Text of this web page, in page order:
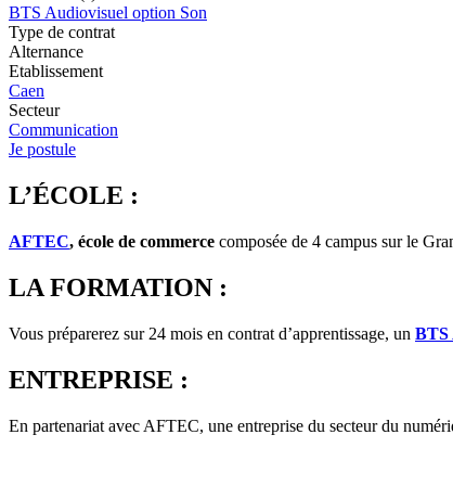
BTS Audiovisuel option Son
Type de contrat
Alternance
Etablissement
Caen
Secteur
Communication
Je postule
L’ÉCOLE :
AFTEC, école de commerce composée de 4 campus sur le
LA FORMATION :
Vous préparerez sur 24 mois en contrat d’apprentissage, un BTS
ENTREPRISE :
En partenariat avec AFTEC, une entreprise du secteur du